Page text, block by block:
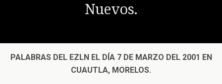
Nuevos.
PALABRAS DEL EZLN EL DÍA 7 DE MARZO DEL 2001 EN
CUAUTLA, MORELOS.